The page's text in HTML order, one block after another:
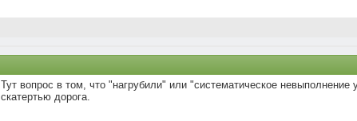
Тут вопрос в том, что "нагрубили" или "систематическое
скатертью дорога.